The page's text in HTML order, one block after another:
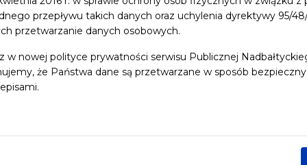
przepływu takich danych oraz uchylenia dyrektywy 95/
przetwarzanie danych osobowych.
w nowej polityce prywatności serwisu Publicznej
że Państwa dane są przetwarzane w sposób
Pomerania Pomorze Warsztaty wydarzenia bezpłatne